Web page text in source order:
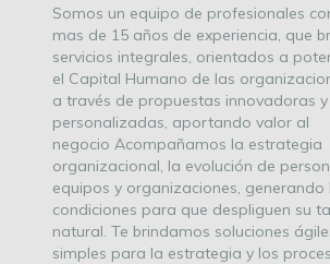
Somos un equipo de profesionales
mas de 15 años de experiencia, que
servicios integrales, orientados a
el Capital Humano de las
a través de propuestas innovadoras y
personalizadas, aportando valor al
negocio Acompañamos la estrategia
organizacional, la evolución de
equipos y organizaciones, generando
condiciones para que despliguen su
natural. Te brindamos soluciones
simples para la estrategia y los